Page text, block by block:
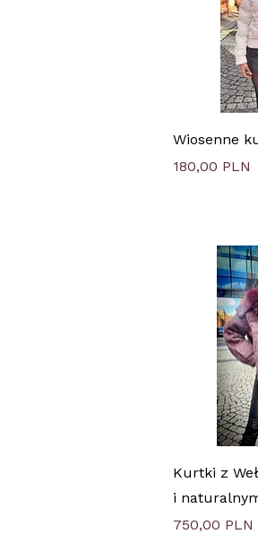
Wiosenne
Цена
180,00 PLN
Kurtki z
i
Цена
750,00 PLN